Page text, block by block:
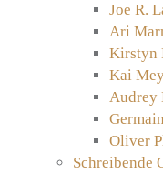
Joe R.
Ari
Kirstyn
Kai
Audrey
Oliver
Schreibende